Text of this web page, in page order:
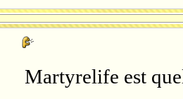
Martyrelife est